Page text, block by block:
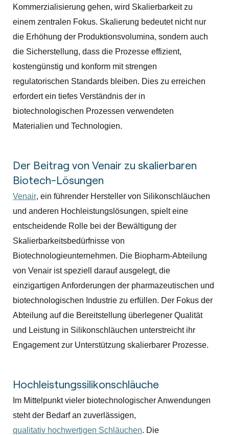
Kommerzialisierung gehen, wird Skalierbarkeit zu
einem zentralen Fokus. Skalierung bedeutet nicht nur
die Erhöhung der Produktionsvolumina, sondern auch
die Sicherstellung, dass die Prozesse effizient,
kostengünstig und konform mit strengen
regulatorischen Standards bleiben. Dies zu erreichen
erfordert ein tiefes Verständnis der in
biotechnologischen Prozessen verwendeten
Materialien und Technologien.
Der Beitrag von Venair zu skalierbaren
Biotech-Lösungen
Venair, ein führender Hersteller von Silikonschläuchen
und anderen Hochleistungslösungen, spielt eine
entscheidende Rolle bei der Bewältigung der
Skalierbarkeitsbedürfnisse von
Biotechnologieunternehmen. Die Biopharm-Abteilung
von Venair ist speziell darauf ausgelegt, die
einzigartigen Anforderungen der pharmazeutischen und
biotechnologischen Industrie zu erfüllen. Der Fokus der
Abteilung auf die Bereitstellung überlegener Qualität
und Leistung in Silikonschläuchen unterstreicht ihr
Engagement zur Unterstützung skalierbarer Prozesse.
Hochleistungssilikonschläuche
Im Mittelpunkt vieler biotechnologischer Anwendungen
steht der Bedarf an zuverlässigen,
qualitativ hochwertigen Schläuchen. Die